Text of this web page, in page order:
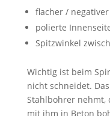
flacher /
polierte
Spitzwinkel
Wichtig ist beim
nicht schneidet.
Stahlbohrer
mit ihm in Beton